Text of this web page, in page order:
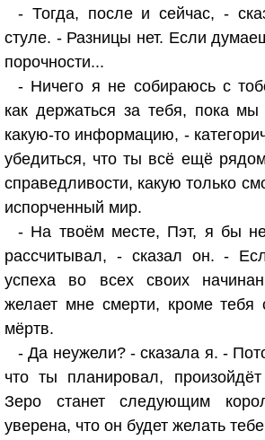
- Тогда, после и сейчас, -
стуле. - Разницы нет. Если
порочности...
- Ничего я не собираюсь с
как держаться за тебя, пока
какую-то информацию, -
убедиться, что ты всё ещё
справедливости, какую только
испорченный мир.
- На твоём месте, Пэт, я бы
рассчитывал, - сказал он. -
успеха во всех своих
желает мне смерти, кроме тебя
мёртв.
- Да неужели? - сказала я. -
что ты планировал,
Зеро станет следующим
уверена, что он будет желать